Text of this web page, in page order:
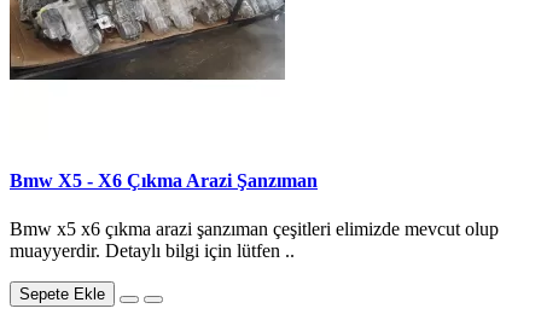
Bmw X5 - X6 Çıkma Arazi Şanzıman
Bmw x5 x6 çıkma arazi şanzıman çeşitleri elimizde mevcut olup
muayyerdir. Detaylı bilgi için lütfen ..
Sepete Ekle